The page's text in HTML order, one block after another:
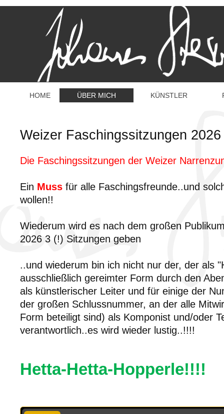
HOME ÜBER MICH KÜNSTLER
Weizer Faschingssitzungen 2026
Die Faschingssitzungen der Weizer
Ein Muss für alle Faschingsfreunde..und
wollen!!
Wiederum wird es nach dem großen
2026 3 (!) Sitzungen geben
..und wiederum bin ich nicht nur der, der als
ausschließlich gereimter Form durch den
als künstlerischer Leiter und für einige der
der großen Schlussnummer, an der alle
Form beteiligt sind) als Komponist und/oder
verantwortlich..es wird wieder lustig..!!!!
Hetta-Hetta-Hopperle!!!!